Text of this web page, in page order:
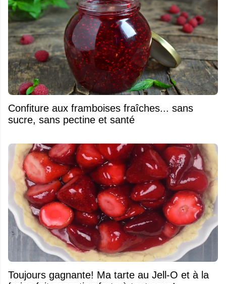
Confiture aux framboises fraîches... sans
sucre, sans pectine et santé
Toujours gagnante! Ma tarte au Jell-O et à la